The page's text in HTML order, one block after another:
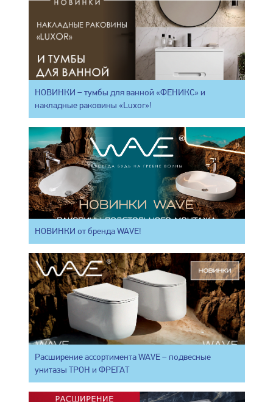
НОВИНКИ – тумбы для ванной «ФЕНИКС» и
накладные раковины «Luxor»!
НОВИНКИ от бренда WAVE!
Расширение ассортимента WAVE – подвесные
унитазы ТРОН и ФРЕГАТ